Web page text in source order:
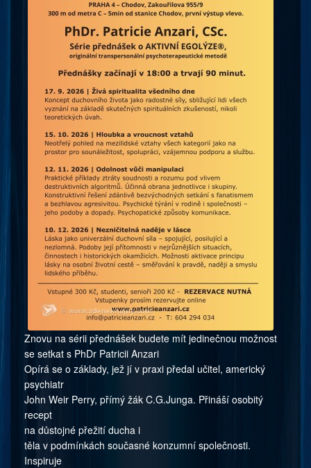
Znovu na sérii přednášek budete mít jedinečnou možnost
se setkat s PhDr Patricii Anzari
Opírá se o základy, jež jí v praxi předal učitel, americký
psychiatr
John Weir Perry, přímý žák C.G.Junga. Přináší osobitý
recept
na důstojné přežití ducha i
těla v podmínkách současné konzumní společnosti.
Inspiruje